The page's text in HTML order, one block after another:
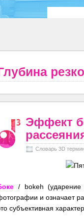
Эффект
Словарь 3D
/ bokeh (ударение
и означает
субъективная